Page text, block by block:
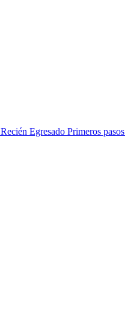
Recién Egresado Primeros pasos